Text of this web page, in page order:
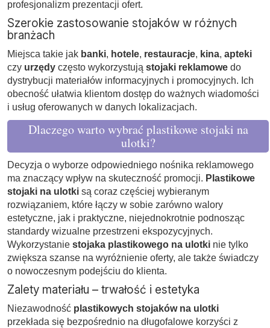
profesjonalizm prezentacji ofert.
Szerokie zastosowanie stojaków w różnych
branżach
Miejsca takie jak banki, hotele, restauracje, kina, apteki
czy urzędy często wykorzystują stojaki reklamowe do
dystrybucji materiałów informacyjnych i promocyjnych. Ich
obecność ułatwia klientom dostęp do ważnych wiadomości
i usług oferowanych w danych lokalizacjach.
Dlaczego warto wybrać plastikowe stojaki na
ulotki?
Decyzja o wyborze odpowiedniego nośnika reklamowego
ma znaczący wpływ na skuteczność promocji. Plastikowe
stojaki na ulotki są coraz częściej wybieranym
rozwiązaniem, które łączy w sobie zarówno walory
estetyczne, jak i praktyczne, niejednokrotnie podnosząc
standardy wizualne przestrzeni ekspozycyjnych.
Wykorzystanie stojaka plastikowego na ulotki nie tylko
zwiększa szanse na wyróżnienie oferty, ale także świadczy
o nowoczesnym podejściu do klienta.
Zalety materiału – trwałość i estetyka
Niezawodność plastikowych stojaków na ulotki
przekłada się bezpośrednio na długofalowe korzyści z